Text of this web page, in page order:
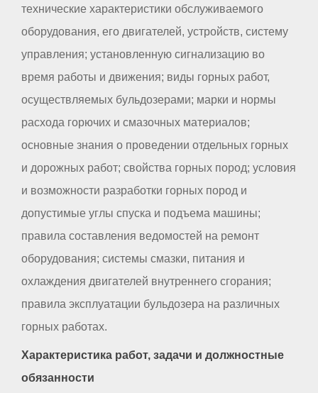
технические характеристики обслуживаемого
оборудования, его двигателей, устройств, систему
управления; установленную сигнализацию во
время работы и движения; виды горных работ,
осуществляемых бульдозерами; марки и нормы
расхода горючих и смазочных материалов;
основные знания о проведении отдельных горных
и дорожных работ; свойства горных пород; условия
и возможности разработки горных пород и
допустимые углы спуска и подъема машины;
правила составления ведомостей на ремонт
оборудования; системы смазки, питания и
охлаждения двигателей внутреннего сгорания;
правила эксплуатации бульдозера на различных
горных работах.
Характеристика работ, задачи и должностные
обязанности